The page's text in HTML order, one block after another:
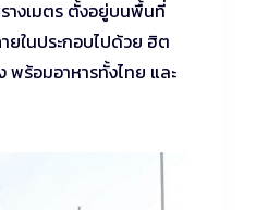
างเมตร ตั้งอยู่บนพื้นที่
ยในประกอบไปด้วย ฮิต
พร้อมอาหารทั้งไทย และ